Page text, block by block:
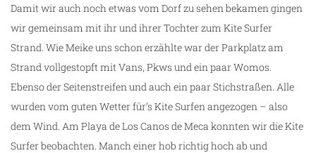
Damit wir auch noch etwas vom Dorf zu sehen bekamen gingen
wir gemeinsam mit ihr und ihrer Tochter zum Kite Surfer
Strand. Wie Meike uns schon erzählte war der Parkplatz am
Strand vollgestopft mit Vans, Pkws und ein paar Womos.
Ebenso der Seitenstreifen und auch ein paar Stichstraßen. Alle
wurden vom guten Wetter für’s Kite Surfen angezogen – also
dem Wind. Am Playa de Los Canos de Meca konnten wir die Kite
Surfer beobachten. Manch einer hob richtig hoch ab und